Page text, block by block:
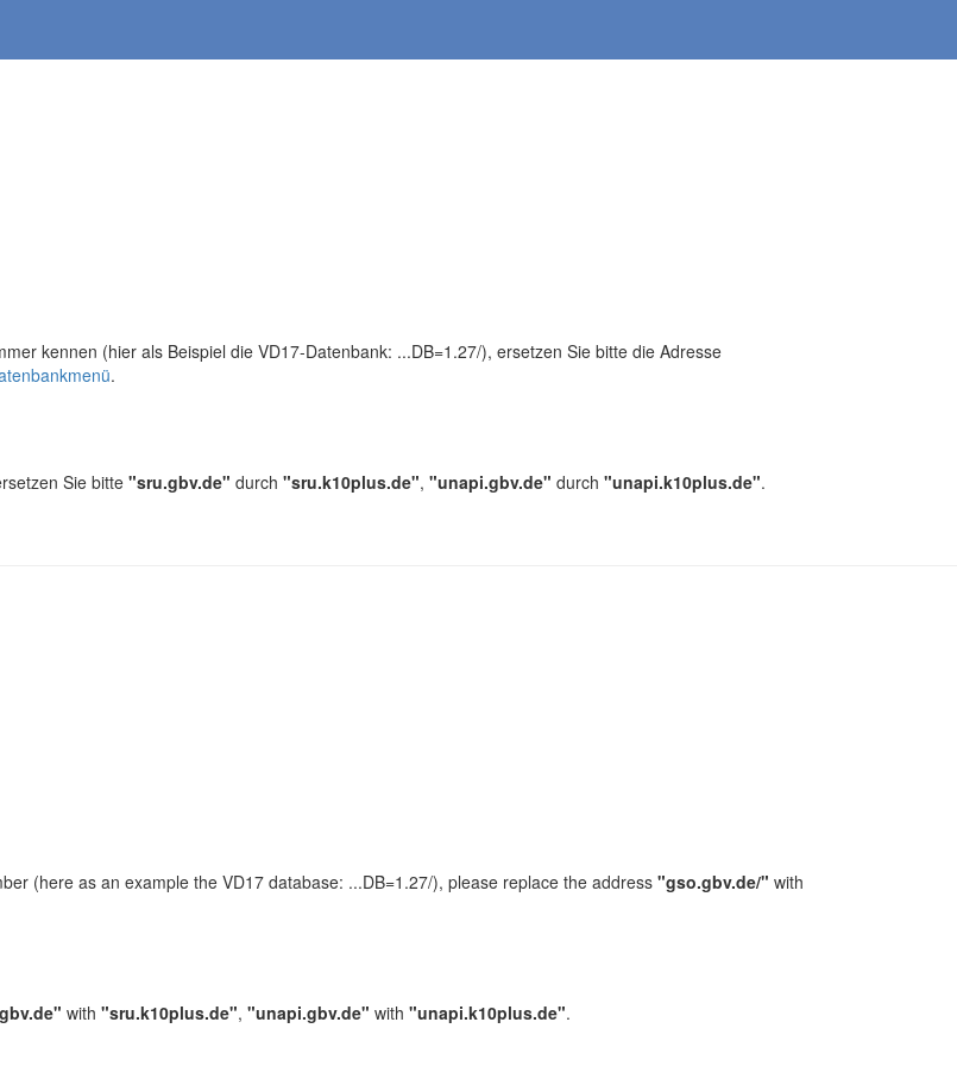
kennen (hier als Beispiel die VD17-Datenbank: ...DB=1.27/), ersetzen Sie bitte die Adresse
.
Sie bitte"sru.gbv.de" durch "sru.k10plus.de", "unapi.gbv.de" durch "unapi.k10plus.de".
(here as an example the VD17 database: ...DB=1.27/), please replace the address "gso.gbv.de/" with
with "sru.k10plus.de", "unapi.gbv.de" with "unapi.k10plus.de".